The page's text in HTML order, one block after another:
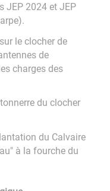
JEP 2024 et JEP
le clocher de
de
charges des
du clocher
du Calvaire
à la fourche du